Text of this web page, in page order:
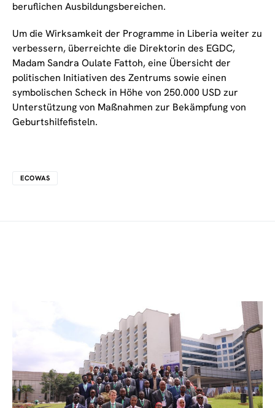
beruflichen Ausbildungsbereichen.
Um die Wirksamkeit der Programme in Liberia weiter zu
verbessern, überreichte die Direktorin des EGDC,
Madam Sandra Oulate Fattoh, eine Übersicht der
politischen Initiativen des Zentrums sowie einen
symbolischen Scheck in Höhe von 250.000 USD zur
Unterstützung von Maßnahmen zur Bekämpfung von
Geburtshilfefisteln.
ECOWAS